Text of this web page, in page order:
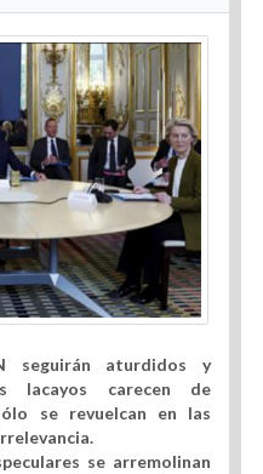
seguirán aturdidos y
lacayos carecen de
se revuelcan en las
se arremolinan